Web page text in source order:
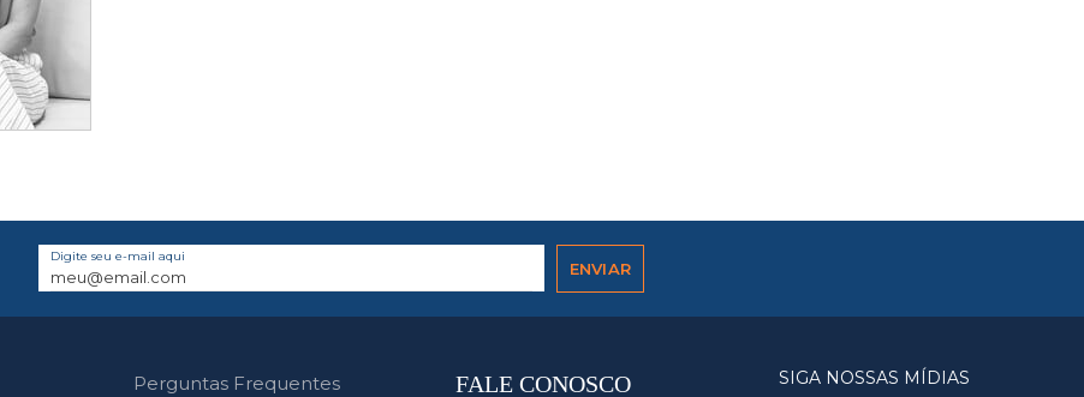
Digite seu e-mail aqui
Perguntas Frequentes FALE CONOSCO SIGA NOSSAS MÍDIAS